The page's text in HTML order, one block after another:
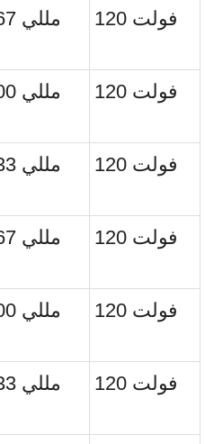
120 فولت
120 فولت
120 فولت
120 فولت
120 فولت
120 فولت